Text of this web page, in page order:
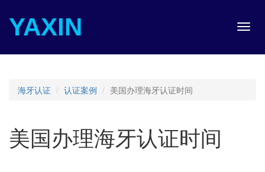
YAXIN
海牙认证 认证案例 美国办理海牙认证时间
美国办理海牙认证时间